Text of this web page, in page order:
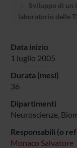
Sviluppo di un
laboratorio delle
Data inizio
1 luglio 2005
Durata (mesi)
36
Dipartimenti
Neuroscienze,
Responsabili (o
Monaco Salvatore